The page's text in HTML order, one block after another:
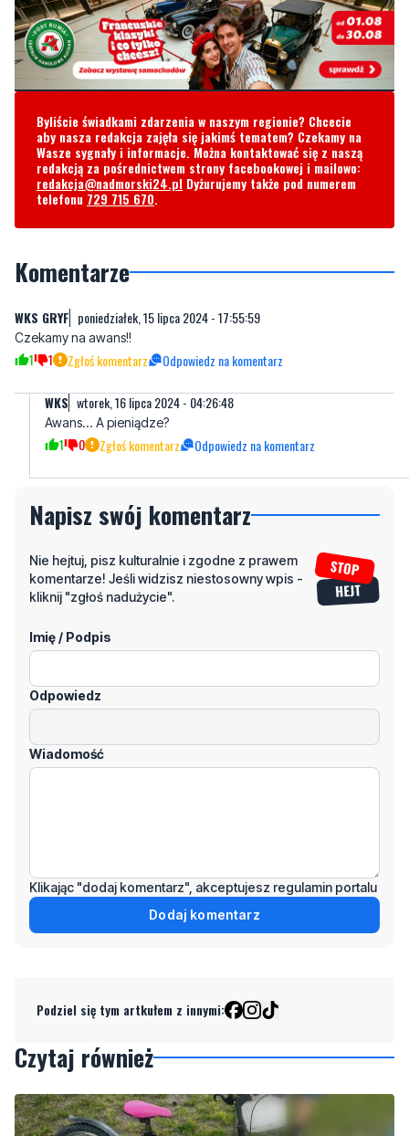
Byliście świadkami zdarzenia w naszym regionie? Chcecie
aby nasza redakcja zajęła się jakimś tematem? Czekamy na
Wasze sygnały i informacje. Można kontaktować się z naszą
redakcją za pośrednictwem strony facebookowej i mailowo:
redakcja@nadmorski24.pl Dyżurujemy także pod numerem
telefonu 729 715 670.
Komentarze
WKS GRYF poniedziałek, 15 lipca 2024 - 17:55:59
Czekamy na awans!!
1 1 Zgłoś komentarz Odpowiedz na komentarz
WKS wtorek, 16 lipca 2024 - 04:26:48
Awans... A pieniądze?
1 0 Zgłoś komentarz Odpowiedz na komentarz
Napisz swój komentarz
Nie hejtuj, pisz kulturalnie i zgodne z prawem
komentarze! Jeśli widzisz niestosowny wpis -
kliknij "zgłoś nadużycie".
Imię / Podpis
Odpowiedz
Wiadomość
Klikając "dodaj komentarz", akceptujesz regulamin portalu
Dodaj komentarz
Podziel się tym artkułem z innymi:
Czytaj również